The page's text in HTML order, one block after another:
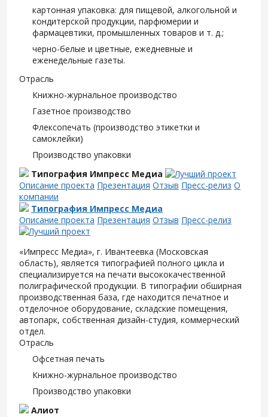
картонная упаковка: для пищевой, алкогольной и
кондитерской продукции, парфюмерии и
фармацевтики, промышленных товаров и т. д.;
черно-белые и цветные, ежедневные и
еженедельные газеты.
Отрасль
Книжно-журнальное производство
Газетное производство
Флексопечать (производство этикетки и
самоклейки)
Производство упаковки
Типография Импресс Медиа
Описание проекта Презентация Отзыв Пресс-релиз О
компании
Типография Импресс Медиа
Описание проекта Презентация Отзыв Пресс-релиз
«Импресс Медиа», г. Ивантеевка (Московская
область), является типографией полного цикла и
специализируется на печати высококачественной
полиграфической продукции. В типографии обширная
производственная база, где находится печатное и
отделочное оборудование, складские помещения,
автопарк, собственная дизайн-студия, коммерческий
отдел.
Отрасль
Офсетная печать
Книжно-журнальное производство
Производство упаковки
Алиот